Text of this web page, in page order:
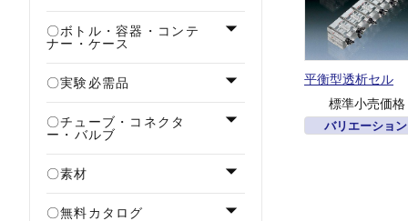
平衡型透析セル
標準小売価格
バリエーショ
ボトル・容器・コンテ
ナー・ケース
実験必需品
チューブ・コネクタ
ー・バルブ
素材
無料カタログ